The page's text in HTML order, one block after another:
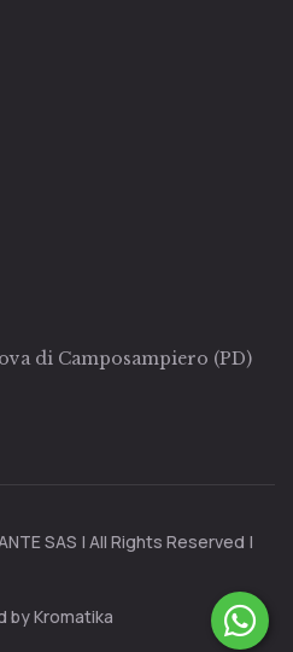
di Camposampiero (PD)
SAS | All Rights Reserved |
by Kromatika